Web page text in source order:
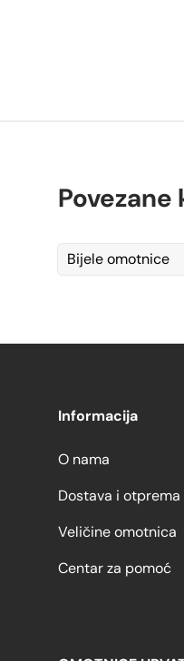
Bijele omotnice
Informacija
O nama
Dostava i otprema
Veličine omotnica
Centar za pomoć